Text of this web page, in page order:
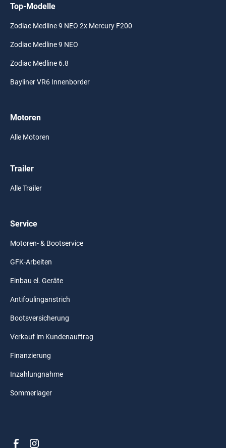
Top-Modelle
Zodiac Medline 9 NEO 2x Mercury F200
Zodiac Medline 9 NEO
Zodiac Medline 6.8
Bayliner VR6 Innenborder
Motoren
Alle Motoren
Trailer
Alle Trailer
Service
Motoren- & Bootservice
GFK-Arbeiten
Einbau el. Geräte
Antifoulinganstrich
Bootsversicherung
Verkauf im Kundenauftrag
Finanzierung
Inzahlungnahme
Sommerlager